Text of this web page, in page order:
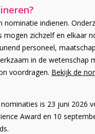
nominatie indienen.
mogen zichzelf en elkaar
personeel,
in de wetenschap
voordragen. Bekijk de
is 23 juni 2026
Award en 10